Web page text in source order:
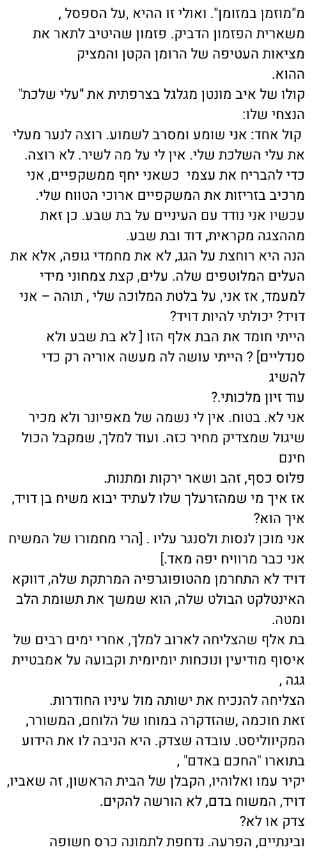
מ"מוזמן במזומן". ואולי זו ההיא ,על הספסל ,
משארית הפזמון הדביק. פזמון שהיטיב לתאר את
מציאות העטיפה של הרומן הקטן והמציק
ההוא.
קולו של איב מונטן מגלגל בצרפתית את "עלי שלכת"
הנצחי שלו:
קול אחד: אני שומע ומסרב לשמוע. רוצה לנער מעלי
את עלי השלכת שלי. אין לי על מה לשיר. לא רוצה.
כדי להבריח את עצמי כשאני יחף ממשקפיים, אני
מרכיב בזריזות את המשקפיים ארוכי הטווח שלי.
עכשיו אני נודד עם העיניים על בת שבע. כן זאת
מההצגה מקראית, דוד ובת שבע.
הנה היא רוחצת על הגג, לא את מחמדי גופה, אלא את
העלים המלוטפים שלה. עלים, קצת צמחוני מידי
למעמד, אז אני, על בלטת המלוכה שלי , תוהה – אני
דויד? יכולתי להיות דויד?
הייתי חומד את הבת אלף הזו [ לא בת שבע ולא
סנדליים] ? הייתי עושה לה מעשה אוריה רק כדי
להשיג
עוד זיון מלכותי.?
אני לא. בטוח. אין לי נשמה של מאפיונר ולא מכיר
שיגול שמצדיק מחיר כזה. ועוד למלך, שמקבל הכול
חינם
פלוס כסף, זהב ושאר ירקות ומתנות.
אז איך מי שמהזרעלך שלו לעתיד יבוא משיח בן דויד,
איך הוא?
אני מוכן לנסות ולסנגר עליו . [הרי מחמורו של המשיח
אני כבר מרוויח יפה מאד.]
דויד לא התחרמן מהטופוגרפיה המרתקת שלה, דווקא
האינטלקט הבולט שלה, הוא שמשך את תשומת הלב
ומטה.
בת אלף שהצליחה לארוב למלך, אחרי ימים רבים של
איסוף מודיעין ונוכחות יומיומית וקבועה על אמבטיית
גגה ,
הצליחה להנכיח את ישותה מול עיניו החודרות.
זאת חוכמה ,שהזדקרה במוחו של הלוחם, המשורר,
המקיווליסט. עובדה שצדק. היא הניבה לו את הידוע
בתוארו "החכם באדם" ,
יקיר עמו ואלוהיו, הקבלן של הבית הראשון, זה שאביו,
דויד, המשוח בדם, לא הורשה להקים.
צדק או לא?
ובינתיים, הפרעה. נדחפת לתמונה כרס חשופה